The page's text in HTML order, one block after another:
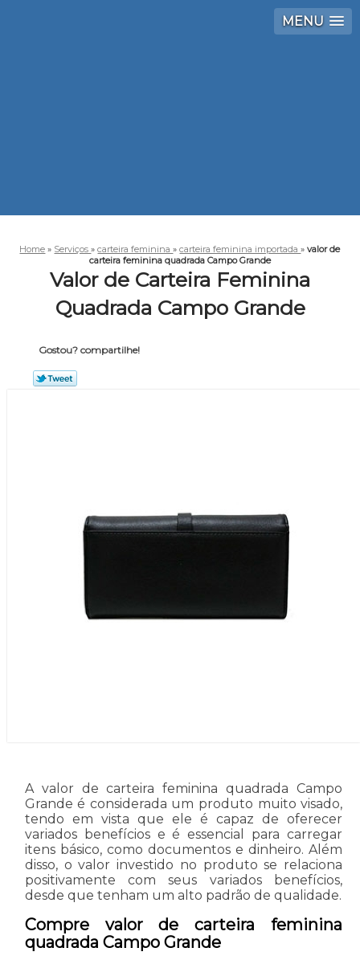
MENU
Home » Serviços»carteira feminina»carteira feminina importada»valor de
carteira feminina quadrada Campo Grande
Valor de Carteira Feminina
Quadrada Campo Grande
Gostou? compartilhe!
A valor de carteira feminina quadrada Campo
Grande é considerada um produto muito visado,
tendo em vista que ele é capaz de oferecer
variados benefícios e é essencial para carregar
itens básico, como documentos e dinheiro. Além
disso, o valor investido no produto se relaciona
positivamente com seus variados benefícios,
desde que tenham um alto padrão de qualidade.
Compre valor de carteira feminina
quadrada Campo Grande